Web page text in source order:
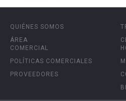
QUIÉNES SOMOS
ÁREA
COMERCIAL
POLÍTICAS COMERCIALES
PROVEEDORES